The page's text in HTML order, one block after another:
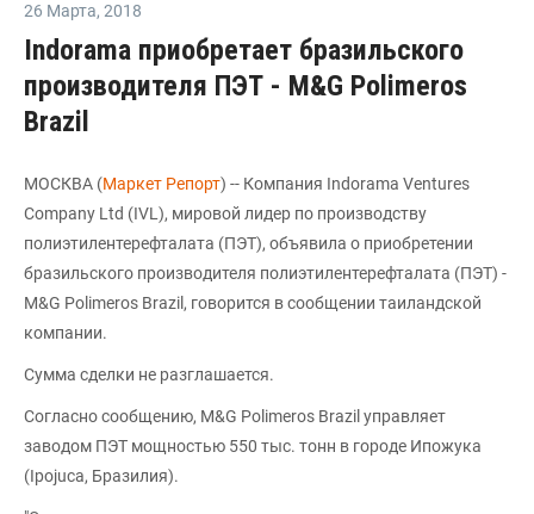
26 Марта, 2018
Indorama приобретает бразильского
производителя ПЭТ - M&G Polimeros
Brazil
МОСКВА (Маркет Репорт) -- Компания Indorama Ventures
Company Ltd (IVL), мировой лидер по производству
полиэтилентерефталата (ПЭТ), объявила о приобретении
бразильского производителя полиэтилентерефталата (ПЭТ) -
M&G Polimeros Brazil, говорится в сообщении таиландской
компании.
Сумма сделки не разглашается.
Согласно сообщению, M&G Polimeros Brazil управляет
заводом ПЭТ мощностью 550 тыс. тонн в городе Ипожука
(Ipojuca, Бразилия).